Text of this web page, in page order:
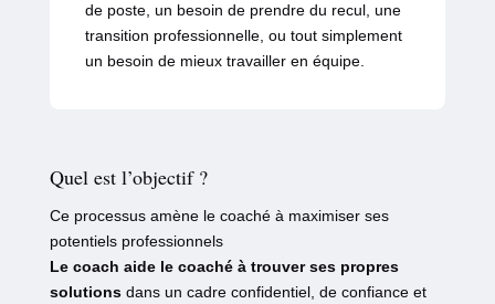
de poste, un besoin de prendre du recul, une
transition professionnelle, ou tout simplement
un besoin de mieux travailler en équipe.
Quel est l’objectif ?
Ce processus amène le coaché à maximiser ses
potentiels professionnels
Le coach aide le coaché à trouver ses propres
solutionsdans un cadre confidentiel, de confiance et